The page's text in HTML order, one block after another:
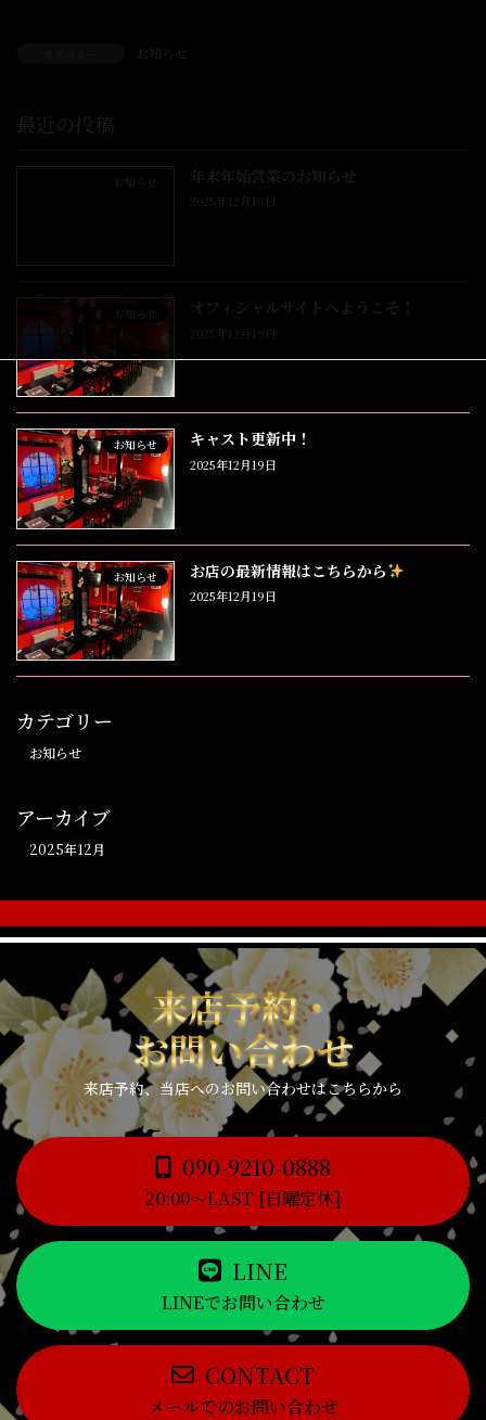
お知らせ
最近の投稿
お知らせ 年末年始営業のお知らせ
2025年12月19日
お知らせ オフィシャルサイトへようこそ！
2025年12月19日
お知らせ キャスト更新中！
2025年12月19日
お知らせ お店の最新情報はこちらから
2025年12月19日
カテゴリー
お知らせ
アーカイブ
2025年12月
来店予約・
お問い合わせ
来店予約、当店へのお問い合わせはこちらから
090-9210-0888
20:00～LAST [日曜定休]
LINE
LINEでお問い合わせ
CONTACT
メールでのお問い合わせ